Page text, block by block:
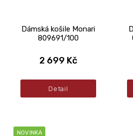
Dámská košile Monari
809691/100
2 699 Kč
Detail
NOVINKA